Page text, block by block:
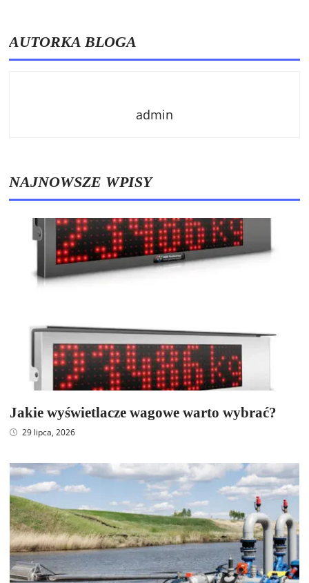
AUTORKA BLOGA
admin
NAJNOWSZE WPISY
Jakie wyświetlacze wagowe warto wybrać?
29 lipca, 2026